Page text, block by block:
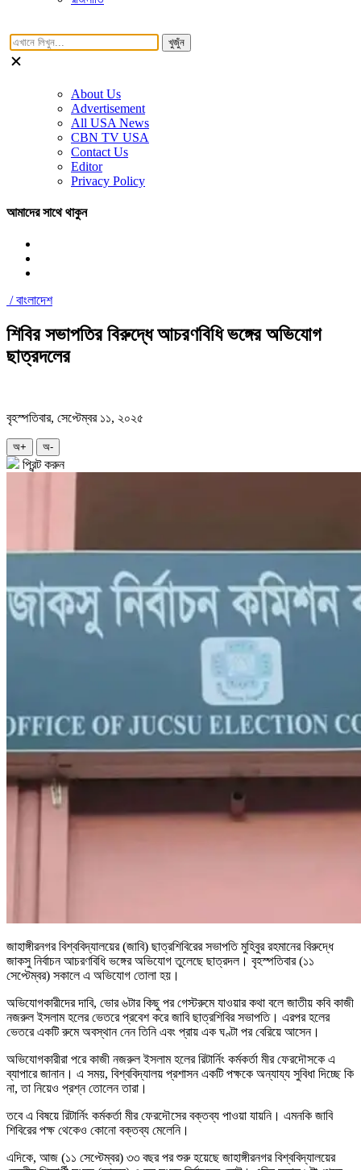
খুজুঁন
About Us
Advertisement
All USA News
CBN TV USA
Contact Us
Editor
Privacy Policy
আমাদের সাথে থাকুন
/বাংলাদেশ
শিবির সভাপতির বিরুদ্ধে আচরণবিধি ভঙ্গের অভিযোগ
ছাত্রদলের
বৃহস্পতিবার, সেপ্টেম্বর ১১, ২০২৫
অ+ অ-
প্রিন্ট করুন
জাহাঙ্গীরনগর বিশ্ববিদ্যালয়ের (জাবি) ছাত্রশিবিরের সভাপতি মুহিবুর রহমানের বিরুদ্ধে
জাকসু নির্বাচন আচরণবিধি ভঙ্গের অভিযোগ তুলেছে ছাত্রদল। বৃহস্পতিবার (১১
সেপ্টেম্বর) সকালে এ অভিযোগ তোলা হয়।
অভিযোগকারীদের দাবি, ভোর ৬টার কিছু পর গেস্টরুমে যাওয়ার কথা বলে জাতীয় কবি কাজী
নজরুল ইসলাম হলের ভেতরে প্রবেশ করে জাবি ছাত্রশিবির সভাপতি। এরপর হলের
ভেতরে একটি রুমে অবস্থান নেন তিনি এবং প্রায় এক ঘণ্টা পর বেরিয়ে আসেন।
অভিযোগকারীরা পরে কাজী নজরুল ইসলাম হলের রিটার্নিং কর্মকর্তা মীর ফেরদৌসকে এ
ব্যাপারে জানান। এ সময়, বিশ্ববিদ্যালয় প্রশাসন একটি পক্ষকে অন্যায্য সুবিধা দিচ্ছে কি
না, তা নিয়েও প্রশ্ন তোলেন তারা।
তবে এ বিষয়ে রিটার্নিং কর্মকর্তা মীর ফেরদৌসের বক্তব্য পাওয়া যায়নি। এমনকি জাবি
শিবিরের পক্ষ থেকেও কোনো বক্তব্য মেলেনি।
এদিকে, আজ (১১ সেপ্টেম্বর) ৩৩ বছর পর শুরু হয়েছে জাহাঙ্গীরনগর বিশ্ববিদ্যালয়ের